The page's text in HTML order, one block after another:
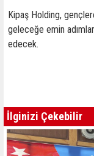
Kipaş Holding,
geleceğe emin
edecek.
İlginizi Çekebilir